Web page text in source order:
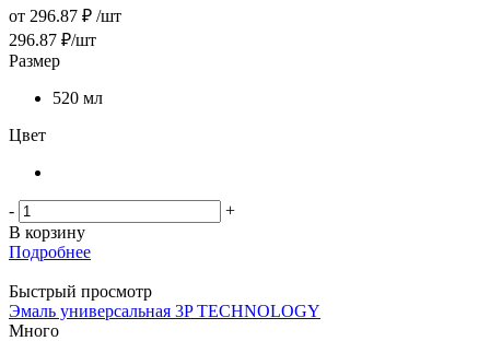
от 296.87 ₽ /шт
296.87 ₽/шт
Размер
520 мл
Цвет
-
+
В корзину
Подробнее
Быстрый просмотр
Эмаль универсальная 3P TECHNOLOGY
Много